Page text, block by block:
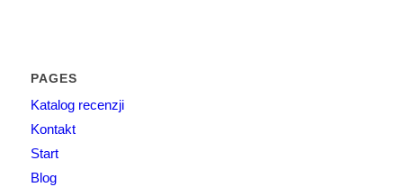
PAGES
Katalog recenzji
Kontakt
Start
Blog